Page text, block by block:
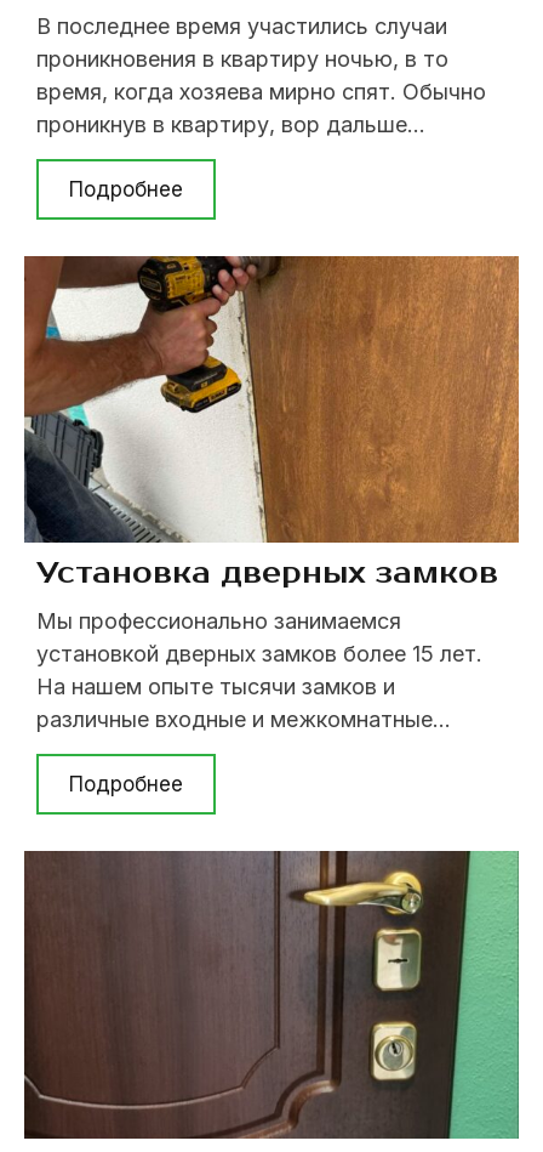
В последнее время участились случаи
проникновения в квартиру ночью, в то
время, когда хозяева мирно спят. Обычно
проникнув в квартиру, вор дальше
коридора не идет, а проверяет карманы и
сумки, чтобы изъять все ценности. Чтобы
избежать подобных неприятностей,
необходимо воспользоваться установкой
задвижки на дверь. Это простое и
недорогое решение гарантированно
преградит злоумышленнику путь.
Установив ...
Подробнее
Установка дверных замков
Мы профессионально занимаемся
установкой дверных замков более 15 лет.
На нашем опыте тысячи замков и
различные входные и межкомнатные
двери, разных производителей и марок.
Цена установки начинается от 200 грн.
Также Вы можете позвонить нам по тел.
(063) 237 07 79; (098) 394 62 08; (044) 237
07 79. Мы работаем по Киеву. Как ...
Подробнее